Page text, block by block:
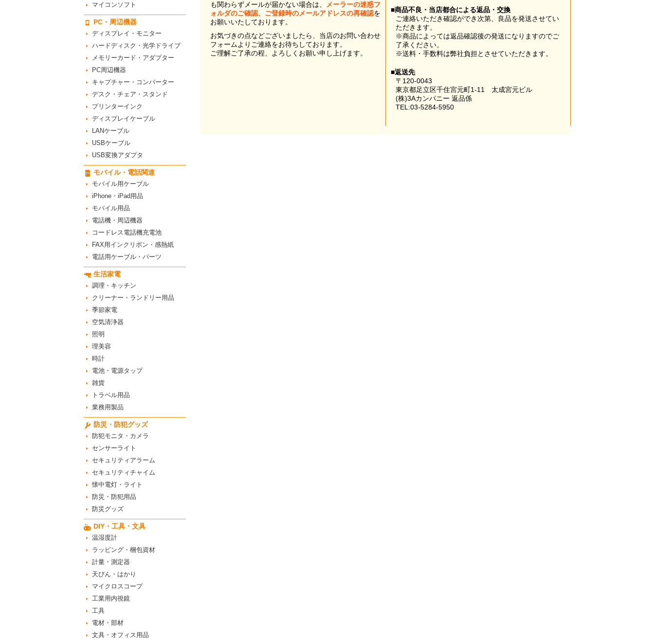
も関わらずメールが届かない場合は、
メーラーの迷惑フ
ォルダのご確認、ご登録時のメールアドレスの再確認を
お願いいたしております。
お気づきの点などございましたら、当店のお問い合わせ
フォームよりご連絡をお待ちしております。
ご理解ご了承の程、よろしくお願い申し上げます。
■商品不良・当店都合による返品・交換
ご連絡いただき確認ができ次第、良品を発送させてい
ただきます。
※商品によっては返品確認後の発送になりますのでご
了承ください。
※送料・手数料は弊社負担とさせていただきます。
■返送先
〒120-0043
東京都足立区千住宮元町1-11 太成宮元ビル
(株)3Aカンパニー 返品係
TEL:03-5284-5950
マイコンソフト
PC・周辺機器
ディスプレイ・モニター
ハードディスク・光学ドライブ
メモリーカード・アダプター
PC周辺機器
キャプチャー・コンバーター
デスク・チェア・スタンド
プリンターインク
ディスプレイケーブル
LANケーブル
USBケーブル
USB変換アダプタ
モバイル・電話関連
モバイル用ケーブル
iPhone・iPad用品
モバイル用品
電話機・周辺機器
コードレス電話機充電池
FAX用インクリボン・感熱紙
電話用ケーブル・パーツ
生活家電
調理・キッチン
クリーナー・ランドリー用品
季節家電
空気清浄器
照明
理美容
時計
電池・電源タップ
雑貨
トラベル用品
業務用製品
防災・防犯グッズ
防犯モニタ・カメラ
センサーライト
セキュリティアラーム
セキュリティチャイム
懐中電灯・ライト
防災・防犯用品
防災グッズ
DIY・工具・文具
温湿度計
ラッピング・梱包資材
計量・測定器
天びん・はかり
マイクロスコープ
工業用内視鏡
工具
電材・部材
文具・オフィス用品